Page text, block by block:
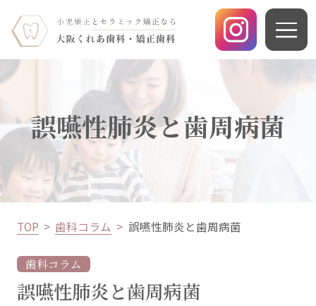
誤嚥性肺炎と歯周病菌
TOP 歯科コラム 誤嚥性肺炎と歯周病菌
歯科コラム
誤嚥性肺炎と歯周病菌